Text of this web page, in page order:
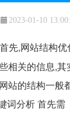
2023-01-10
先,网站结构
相关的信息,
站的结构一
词分析 首先需